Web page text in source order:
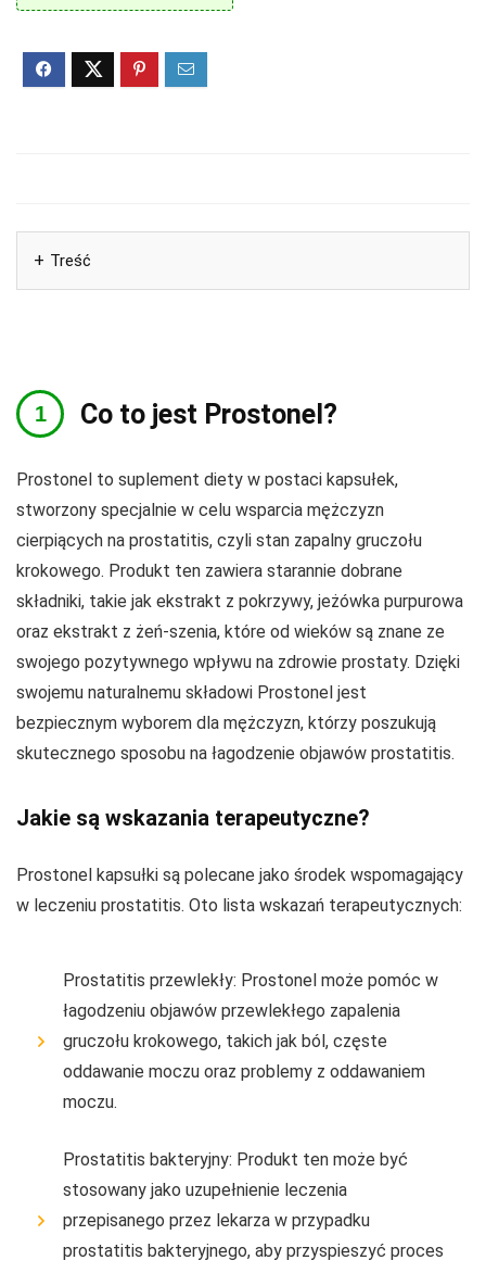
Treść
Co to jest Prostonel?
Prostonel to suplement diety w postaci kapsułek,
stworzony specjalnie w celu wsparcia mężczyzn
cierpiących na prostatitis, czyli stan zapalny gruczołu
krokowego. Produkt ten zawiera starannie dobrane
składniki, takie jak ekstrakt z pokrzywy, jeżówka purpurowa
oraz ekstrakt z żeń-szenia, które od wieków są znane ze
swojego pozytywnego wpływu na zdrowie prostaty. Dzięki
swojemu naturalnemu składowi Prostonel jest
bezpiecznym wyborem dla mężczyzn, którzy poszukują
skutecznego sposobu na łagodzenie objawów prostatitis.
Jakie są wskazania terapeutyczne?
Prostonel kapsułki są polecane jako środek wspomagający
w leczeniu prostatitis. Oto lista wskazań terapeutycznych:
Prostatitis przewlekły: Prostonel może pomóc w
łagodzeniu objawów przewlekłego zapalenia
gruczołu krokowego, takich jak ból, częste
oddawanie moczu oraz problemy z oddawaniem
moczu.
Prostatitis bakteryjny: Produkt ten może być
stosowany jako uzupełnienie leczenia
przepisanego przez lekarza w przypadku
prostatitis bakteryjnego, aby przyspieszyć proces